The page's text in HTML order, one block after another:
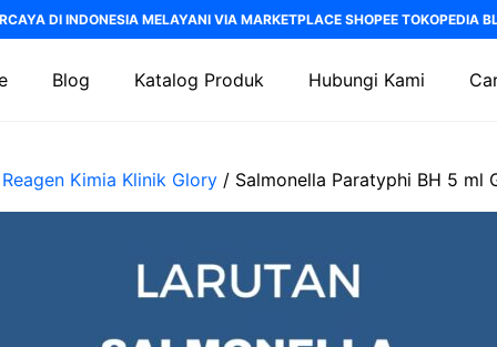
DI INDONESIA MELAYANI VIA MARKETPLACE SHOPEE TOKOPEDIA
Blog Katalog Produk Hubungi Kami
Reagen Kimia Klinik Glory / Salmonella Paratyphi BH 5 ml